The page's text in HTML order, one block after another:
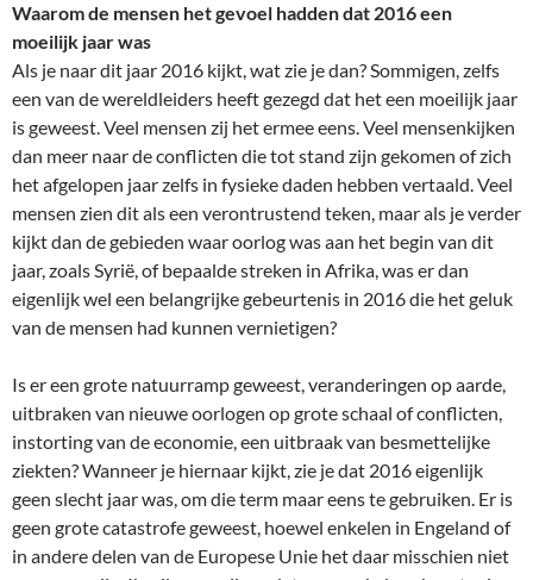
Waarom de mensen het gevoel hadden dat 2016 een
moeilijk jaar was
Als je naar dit jaar 2016 kijkt, wat zie je dan? Sommigen, zelfs
een van de wereldleiders heeft gezegd dat het een moeilijk jaar
is geweest. Veel mensen zij het ermee eens. Veel mensenkijken
dan meer naar de conflicten die tot stand zijn gekomen of zich
het afgelopen jaar zelfs in fysieke daden hebben vertaald. Veel
mensen zien dit als een verontrustend teken, maar als je verder
kijkt dan de gebieden waar oorlog was aan het begin van dit
jaar, zoals Syrië, of bepaalde streken in Afrika, was er dan
eigenlijk wel een belangrijke gebeurtenis in 2016 die het geluk
van de mensen had kunnen vernietigen?
Is er een grote natuurramp geweest, veranderingen op aarde,
uitbraken van nieuwe oorlogen op grote schaal of conflicten,
instorting van de economie, een uitbraak van besmettelijke
ziekten? Wanneer je hiernaar kijkt, zie je dat 2016 eigenlijk
geen slecht jaar was, om die term maar eens te gebruiken. Er is
geen grote catastrofe geweest, hoewel enkelen in Engeland of
in andere delen van de Europese Unie het daar misschien niet